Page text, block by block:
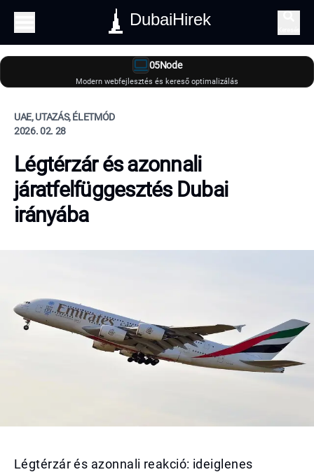
DubaiHirek
05Node
Modern webfejlesztés és kereső optimalizálás
UAE, UTAZÁS, ÉLETMÓD
2026. 02. 28
Légtérzár és azonnali
járatfelfüggesztés Dubai
irányába
Légtérzár és azonnali reakció: ideiglenes